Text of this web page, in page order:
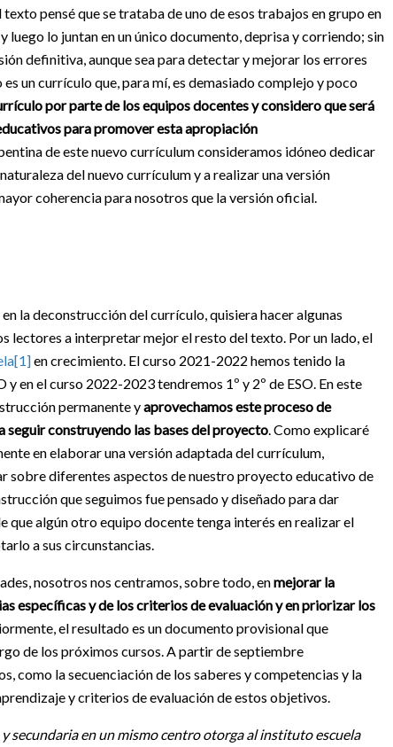
pensé que se trataba de uno de esos trabajos en grupo en
luego lo juntan en un único documento, deprisa y corriendo; sin
definitiva, aunque sea para detectar y mejorar los errores
un currículo que, para mí, es demasiado complejo y poco
por parte de los equipos docentes y considero que será
para promover esta apropiación
de este nuevo currículum consideramos idóneo dedicar
del nuevo currículum y a realizar una versión
coherencia para nosotros que la versión oficial.
la deconstrucción del currículo, quisiera hacer algunas
lectores a interpretar mejor el resto del texto. Por un lado, el
[1]en crecimiento. El curso 2021-2022 hemos tenido la
en el curso 2022-2023 tendremos 1º y 2º de ESO. En este
permanente yaprovechamos este proceso de
construyendo las bases del proyecto. Como explicaré
en elaborar una versión adaptada del currículum,
sobre diferentes aspectos de nuestro proyecto educativo de
que seguimos fue pensado y diseñado para dar
que algún otro equipo docente tenga interés en realizar el
a sus circunstancias.
nosotros nos centramos, sobre todo, enmejorar la
específicas y de los criterios de evaluación y en priorizar los
el resultado es un documento provisional que
de los próximos cursos. A partir de septiembre
como la secuenciación de los saberes y competencias y la
y criterios de evaluación de estos objetivos.
secundaria en un mismo centro otorga al instituto escuela